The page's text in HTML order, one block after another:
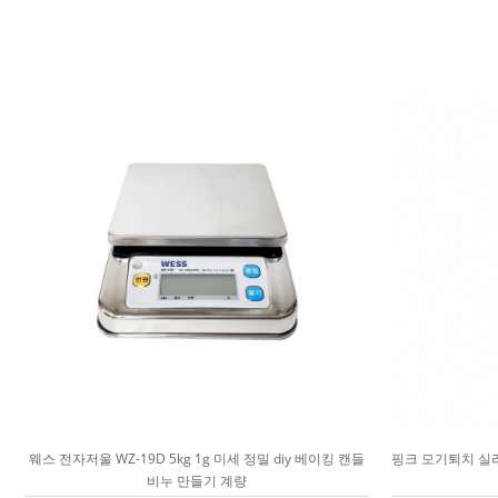
웨스 전자저울 WZ-19D 5kg 1g 미세 정밀 diy 베이킹 캔들
비누 만들기 계량
핑크 모기퇴치 실